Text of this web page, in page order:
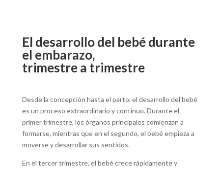
El desarrollo del bebé durante
el embarazo,
trimestre a trimestre
Desde la concepción hasta el parto, el desarrollo del bebé
es un proceso extraordinario y continuo. Durante el
primer trimestre, los órganos principales comienzan a
formarse, mientras que en el segundo, el bebé empieza a
moverse y desarrollar sus sentidos.
En el tercer trimestre, el bebé crece rápidamente y